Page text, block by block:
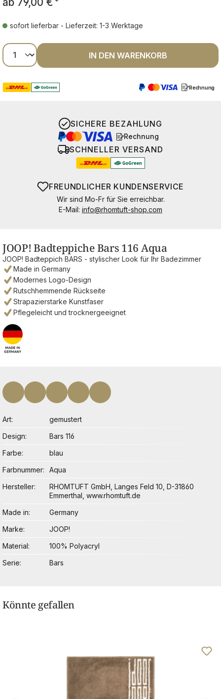
sofort lieferbar - Lieferzeit: 1-3 Werktage
Produkt Anzahl: Gib den gewünschten
IN DEN WARENKORB
Rechnung
SICHERE BEZAHLUNG
Rechnung
SCHNELLER VERSAND
FREUNDLICHER KUNDENSERVICE
Wir sind Mo-Fr für Sie erreichbar.
E-Mail: info@rhomtuft-shop.com
JOOP! Badteppiche Bars 116 Aqua
JOOP! Badteppich BARS - stylischer Look für Ihr Badezimmer
Made in Germany
Modernes Logo-Design
Rutschhemmende Rückseite
Strapazierstarke Kunstfaser
Pflegeleicht und trocknergeeignet
Art
gemustert
Design
Bars 116
Farbe
blau
Farbnummer
Aqua
Hersteller
RHOMTUFT GmbH, Langes Feld 10, D-31860
Emmerthal, www.rhomtuft.de
Made in
Germany
Marke
JOOP!
Material
100% Polyacryl
Serie
Bars
Könnte gefallen